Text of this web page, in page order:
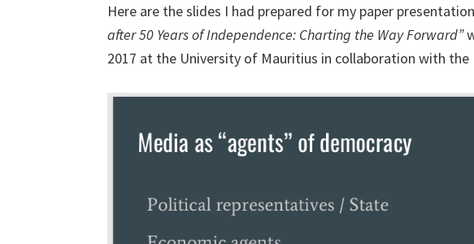
Here are the slides I had prepared for my paper
after 50 Years of Independence: Charting the Way Forward”
2017 at the University of Mauritius in collaboration with the